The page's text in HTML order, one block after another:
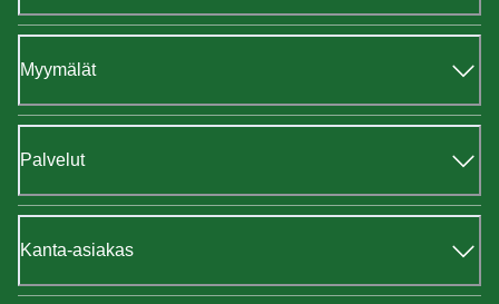
Myymälät
Palvelut
Kanta-asiakas